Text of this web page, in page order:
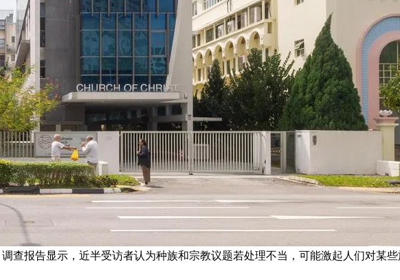
查报告显示，近半受访者认为种族和宗教议题若处理不当，可能激起人们对某些